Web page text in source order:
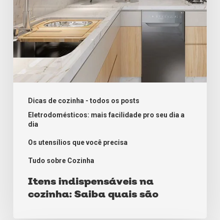
Dicas de cozinha - todos os posts
Eletrodomésticos: mais facilidade pro seu dia a
dia
Os utensílios que você precisa
Tudo sobre Cozinha
Itens indispensáveis na
cozinha: Saiba quais são